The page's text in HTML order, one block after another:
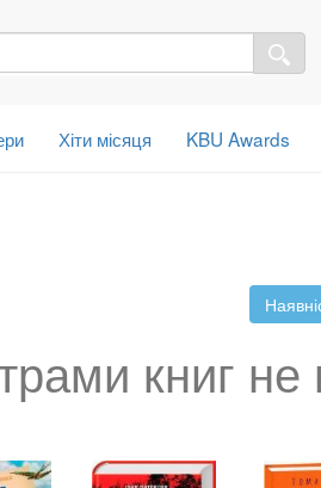
Хіти місяця KBU Awards
книг не